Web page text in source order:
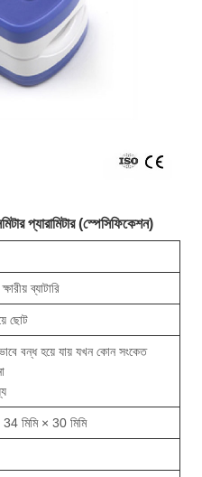
প্যারামিটার (স্পেসিফিকেশন)
ব্যাটারি
ছোট
বন্ধ হয়ে যায় যখন কোন সংকেত
মিমি × 30 মিমি